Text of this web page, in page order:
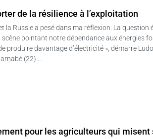
de la résilience à l’exploitation
la Russie a pesé dans ma réflexion. La question
scène pointant notre dépendance aux énergies
produire davantage d’électricité », démarre
(22).…
pour les agriculteurs qui misent